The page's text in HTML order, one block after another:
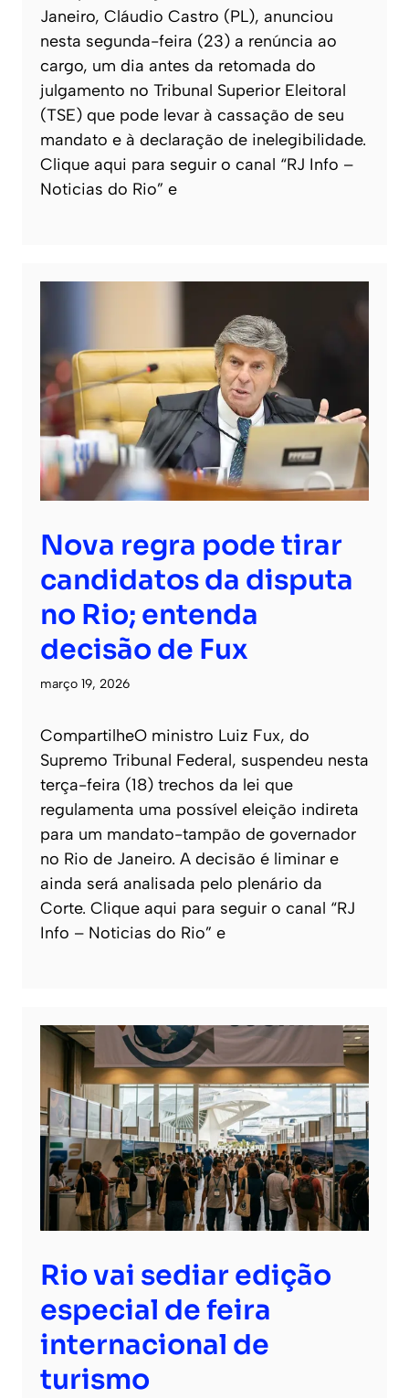
Janeiro, Cláudio Castro (PL), anunciou
nesta segunda-feira (23) a renúncia ao
cargo, um dia antes da retomada do
julgamento no Tribunal Superior Eleitoral
(TSE) que pode levar à cassação de seu
mandato e à declaração de inelegibilidade.
Clique aqui para seguir o canal “RJ Info –
Noticias do Rio” e
Nova regra pode tirar
candidatos da disputa
no Rio; entenda
decisão de Fux
março 19, 2026
CompartilheO ministro Luiz Fux, do
Supremo Tribunal Federal, suspendeu nesta
terça-feira (18) trechos da lei que
regulamenta uma possível eleição indireta
para um mandato-tampão de governador
no Rio de Janeiro. A decisão é liminar e
ainda será analisada pelo plenário da
Corte. Clique aqui para seguir o canal “RJ
Info – Noticias do Rio” e
Rio vai sediar edição
especial de feira
internacional de
turismo